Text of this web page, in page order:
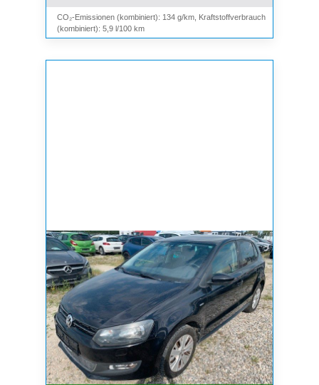
CO₂-Emissionen (kombiniert): 134 g/km, Kraftstoffverbrauch
(kombiniert): 5,9 l/100 km